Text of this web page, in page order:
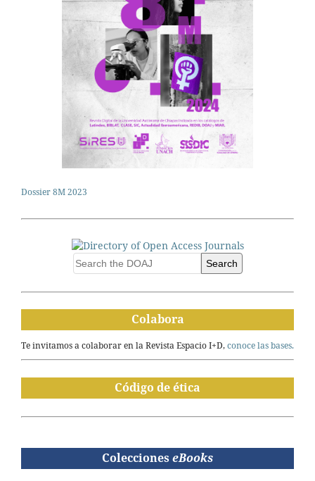
Dossier 8M 2023
Search
Colabora
Te invitamos a colaborar en la Revista Espacio I+D,conoce las bases.
Código de ética
Colecciones eBooks